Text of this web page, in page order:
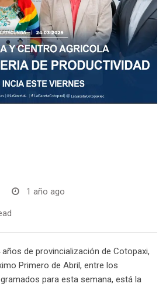
1 año ago
de provincialización de Cotopaxi,
Primero de Abril, entre los
para esta semana, está la